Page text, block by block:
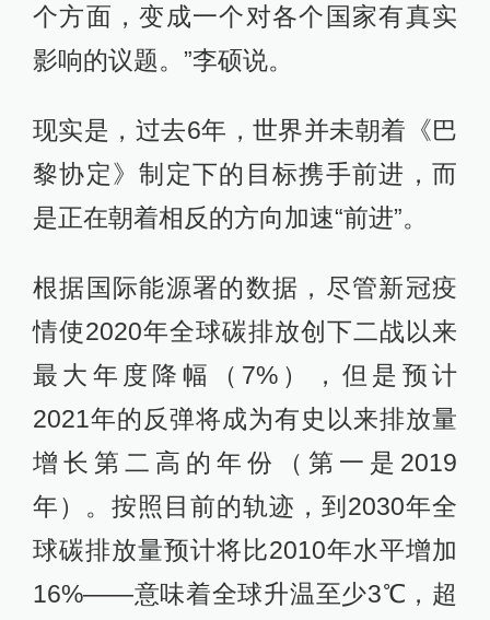
个方面，变成一个对各个国家有真实
影响的议题。”李硕说。
现实是，过去6年，世界并未朝着《巴
黎协定》制定下的目标携手前进，而
是正在朝着相反的方向加速“前进”。
根据国际能源署的数据，尽管新冠疫
情使2020年全球碳排放创下二战以来
最大年度降幅（7%），但是预计
2021年的反弹将成为有史以来排放量
增长第二高的年份（第一是2019
年）。按照目前的轨迹，到2030年全
球碳排放量预计将比2010年水平增加
16%——意味着全球升温至少3℃，超